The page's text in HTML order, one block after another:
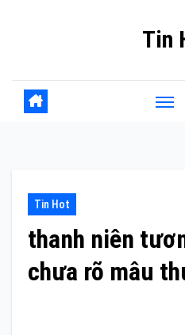
Tin
Tin Hot
thanh niên
chưa rõ mâu